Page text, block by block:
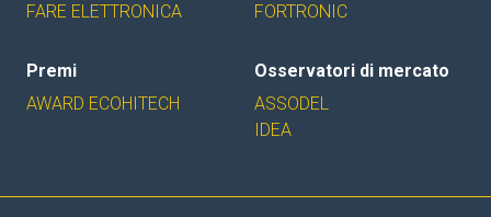
FARE ELETTRONICA
FORTRONIC
Premi
AWARD ECOHITECH
Osservatori di mercato
ASSODEL
IDEA